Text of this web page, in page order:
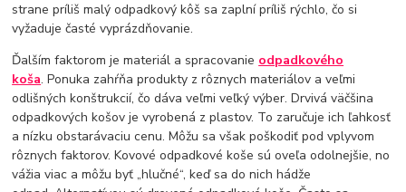
strane príliš malý odpadkový kôš sa zaplní príliš rýchlo, čo si
vyžaduje časté vyprázdňovanie.
Ďalším faktorom je materiál a spracovanie odpadkového
koša. Ponuka zahŕňa produkty z rôznych materiálov a veľmi
odlišných konštrukcií, čo dáva veľmi veľký výber. Drvivá väčšina
odpadkových košov je vyrobená z plastov. To zaručuje ich ľahkosť
a nízku obstarávaciu cenu. Môžu sa však poškodiť pod vplyvom
rôznych faktorov. Kovové odpadkové koše sú oveľa odolnejšie, no
vážia viac a môžu byť „hlučné“, keď sa do nich hádže